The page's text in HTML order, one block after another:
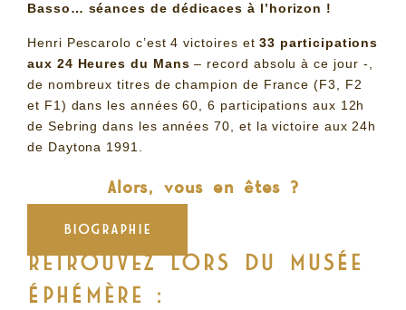
Basso… séances de dédicaces à l’horizon !
Henri Pescarolo c’est 4 victoires et33 participations
aux 24 Heures du Mans – record absolu à ce jour -,
de nombreux titres de champion de France (F3, F2
et F1) dans les années 60, 6 participations aux 12h
de Sebring dans les années 70, et la victoire aux 24h
de Daytona 1991.
Alors, vous en êtes ?
BIOGRAPHIE
RETROUVEZ LORS DU MUSÉE
ÉPHÉMÈRE :